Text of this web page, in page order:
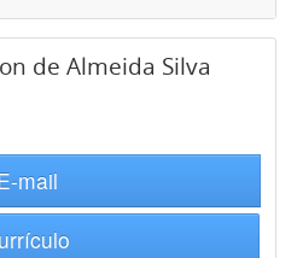
de Almeida Silva
mail